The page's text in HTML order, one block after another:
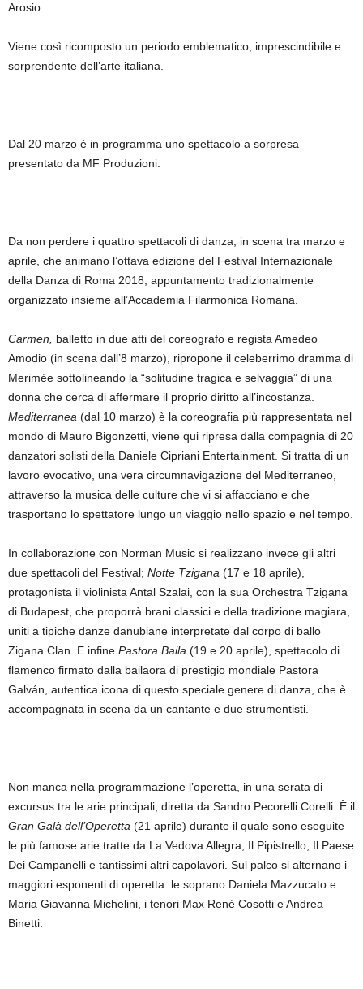
Arosio.
Viene così ricomposto un periodo emblematico, imprescindibile e
sorprendente dell’arte italiana.
Dal 20 marzo è in programma uno spettacolo a sorpresa
presentato da MF Produzioni.
Da non perdere i quattro spettacoli di danza, in scena tra marzo e
aprile, che animano l’ottava edizione del Festival Internazionale
della Danza di Roma 2018, appuntamento tradizionalmente
organizzato insieme all’Accademia Filarmonica Romana.
Carmen, balletto in due atti del coreografo e regista Amedeo
Amodio (in scena dall’8 marzo), ripropone il celeberrimo dramma di
Merimée sottolineando la “solitudine tragica e selvaggia” di una
donna che cerca di affermare il proprio diritto all’incostanza.
Mediterranea (dal 10 marzo) è la coreografia più rappresentata nel
mondo di Mauro Bigonzetti, viene qui ripresa dalla compagnia di 20
danzatori solisti della Daniele Cipriani Entertainment. Si tratta di un
lavoro evocativo, una vera circumnavigazione del Mediterraneo,
attraverso la musica delle culture che vi si affacciano e che
trasportano lo spettatore lungo un viaggio nello spazio e nel tempo.
In collaborazione con Norman Music si realizzano invece gli altri
due spettacoli del Festival; Notte Tzigana (17 e 18 aprile),
protagonista il violinista Antal Szalai, con la sua Orchestra Tzigana
di Budapest, che proporrà brani classici e della tradizione magiara,
uniti a tipiche danze danubiane interpretate dal corpo di ballo
Zigana Clan. E infine Pastora Baila (19 e 20 aprile), spettacolo di
flamenco firmato dalla bailaora di prestigio mondiale Pastora
Galván, autentica icona di questo speciale genere di danza, che è
accompagnata in scena da un cantante e due strumentisti.
Non manca nella programmazione l’operetta, in una serata di
excursus tra le arie principali, diretta da Sandro Pecorelli Corelli. È il
Gran Galà dell’Operetta (21 aprile) durante il quale sono eseguite
le più famose arie tratte da La Vedova Allegra, Il Pipistrello, Il Paese
Dei Campanelli e tantissimi altri capolavori. Sul palco si alternano i
maggiori esponenti di operetta: le soprano Daniela Mazzucato e
Maria Giavanna Michelini, i tenori Max René Cosotti e Andrea
Binetti.